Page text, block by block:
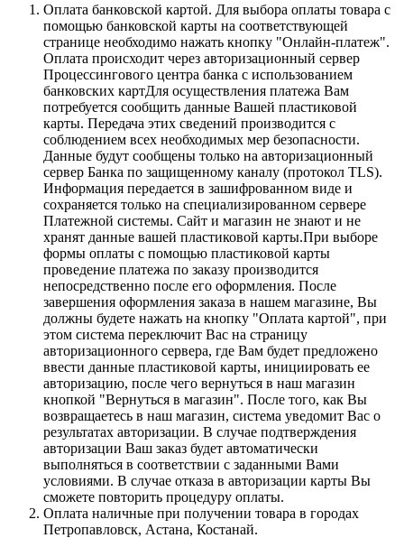
Оплата банковской картой. Для выбора оплаты товара с
помощью банковской карты на соответствующей
странице необходимо нажать кнопку "Онлайн-платеж".
Оплата происходит через авторизационный сервер
Процессингового центра банка с использованием
банковских картДля осуществления платежа Вам
потребуется сообщить данные Вашей пластиковой
карты. Передача этих сведений производится с
соблюдением всех необходимых мер безопасности.
Данные будут сообщены только на авторизационный
сервер Банка по защищенному каналу (протокол TLS).
Информация передается в зашифрованном виде и
сохраняется только на специализированном сервере
Платежной системы. Сайт и магазин не знают и не
хранят данные вашей пластиковой карты.При выборе
формы оплаты с помощью пластиковой карты
проведение платежа по заказу производится
непосредственно после его оформления. После
завершения оформления заказа в нашем магазине, Вы
должны будете нажать на кнопку "Оплата картой", при
этом система переключит Вас на страницу
авторизационного сервера, где Вам будет предложено
ввести данные пластиковой карты, инициировать ее
авторизацию, после чего вернуться в наш магазин
кнопкой "Вернуться в магазин". После того, как Вы
возвращаетесь в наш магазин, система уведомит Вас о
результатах авторизации. В случае подтверждения
авторизации Ваш заказ будет автоматически
выполняться в соответствии с заданными Вами
условиями. В случае отказа в авторизации карты Вы
сможете повторить процедуру оплаты.
Оплата наличные при получении товара в городах
Петропавловск, Астана, Костанай.